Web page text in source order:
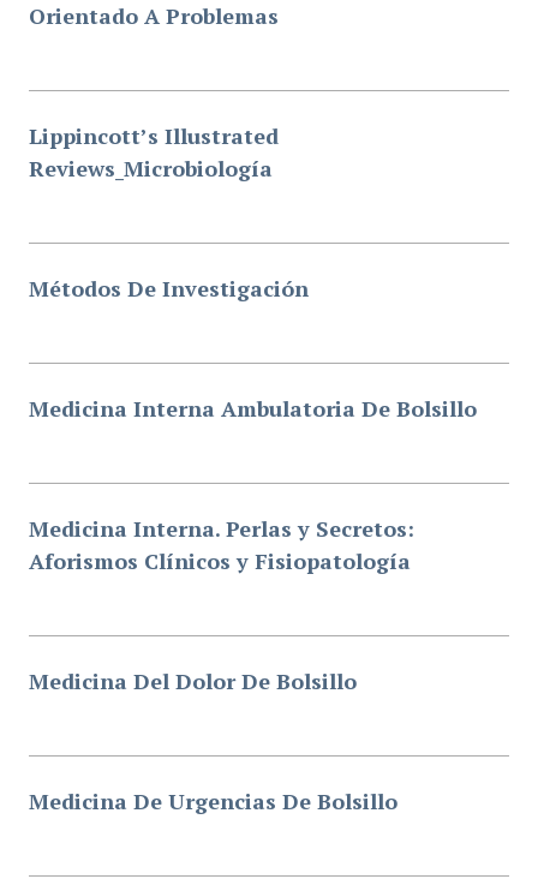
Orientado A Problemas
Lippincott’s Illustrated
Reviews_Microbiología
Métodos De Investigación
Medicina Interna Ambulatoria De Bolsillo
Medicina Interna. Perlas y Secretos:
Aforismos Clínicos y Fisiopatología
Medicina Del Dolor De Bolsillo
Medicina De Urgencias De Bolsillo